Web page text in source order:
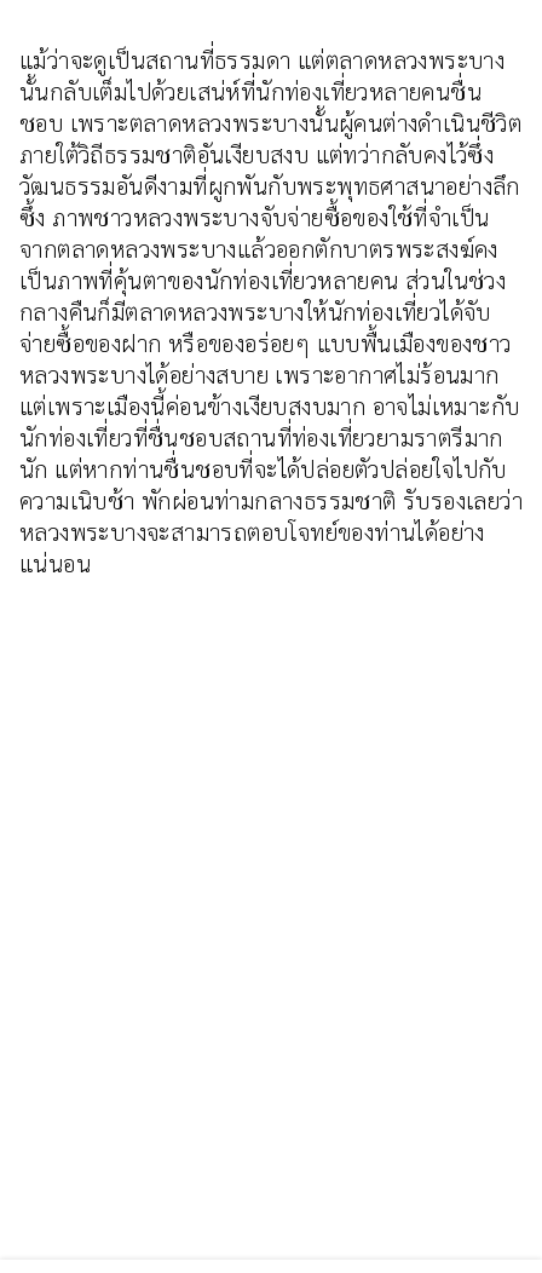
แม้ว่าจะดูเป็นสถานที่ธรรมดา แต่ตลาดหลวงพระบาง
นั้นกลับเต็มไปด้วยเสน่ห์ที่นักท่องเที่ยวหลายคนชื่น
ชอบ เพราะตลาดหลวงพระบางนั้นผู้คนต่างดำเนินชีวิต
ภายใต้วิถีธรรมชาติอันเงียบสงบ แต่ทว่ากลับคงไว้ซึ่ง
วัฒนธรรมอันดีงามที่ผูกพันกับพระพุทธศาสนาอย่างลึก
ซึ้ง ภาพชาวหลวงพระบางจับจ่ายซื้อของใช้ที่จำเป็น
จากตลาดหลวงพระบางแล้วออกตักบาตรพระสงฆ์คง
เป็นภาพที่คุ้นตาของนักท่องเที่ยวหลายคน ส่วนในช่วง
กลางคืนก็มีตลาดหลวงพระบางให้นักท่องเที่ยวได้จับ
จ่ายซื้อของฝาก หรือของอร่อยๆ แบบพื้นเมืองของชาว
หลวงพระบางได้อย่างสบาย เพราะอากาศไม่ร้อนมาก
แต่เพราะเมืองนี้ค่อนข้างเงียบสงบมาก อาจไม่เหมาะกับ
นักท่องเที่ยวที่ชื่นชอบสถานที่ท่องเที่ยวยามราตรีมาก
นัก แต่หากท่านชื่นชอบที่จะได้ปล่อยตัวปล่อยใจไปกับ
ความเนิบช้า พักผ่อนท่ามกลางธรรมชาติ รับรองเลยว่า
หลวงพระบางจะสามารถตอบโจทย์ของท่านได้อย่าง
แน่นอน